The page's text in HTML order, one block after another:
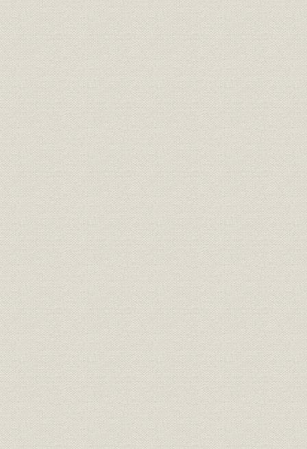
第5節 現在の理研での宇宙研究
第6節 宇宙の進化と向き合う科学
第2章 工学研究の100年
第1節 工学研究の半世紀
〈金属加工〉
第2節 金属板材成形シミュレーションソフトウェアの開発研究
第3節 VCADシステム研究
第4節 超精密鏡面研削技術ELID
〈レーザー、光学〉
第5節 レーザー同位体分離
第6節 ナノテクノロジー
第7節 機能性ナノマテリアル
第8節 光応用計測―光弾性ホログラフィとスペックルによる計
第9節 理研の半導体工学研究
第10節 光通信や回折格子の開拓
〈半導体、化学〉